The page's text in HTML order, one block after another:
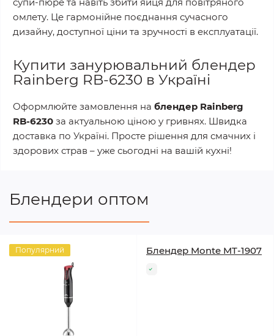
омлету. Це гармонійне поєднання сучасного
дизайну, доступної ціни та зручності в експлуатації.
Купити занурювальний блендер
Rainberg RB-6230 в Україні
Оформлюйте замовлення на блендер Rainberg
RB-6230 за актуальною ціною у гривнях. Швидка
доставка по Україні. Просте рішення для смачних і
здорових страв – уже сьогодні на вашій кухні!
Блендери оптом
Популярний Блендер Monte MT-1907